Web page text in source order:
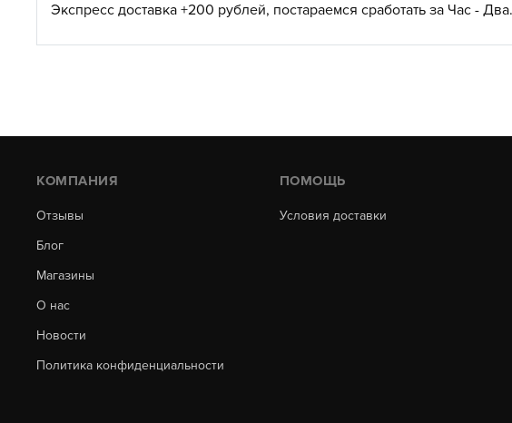
Экспресс доставка +200 рублей, постараемся сработать за Час - Два.
КОМПАНИЯ
Отзывы
Блог
Магазины
О нас
Новости
Политика конфиденциальности
ПОМОЩЬ
Условия доставки